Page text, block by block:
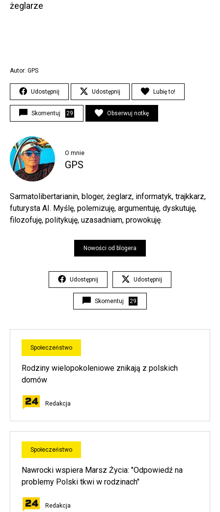
żeglarze
Autor: GPS
Udostępnij Udostępnij Lubię to!
Skomentuj 29 Obserwuj notkę
O mnie
GPS
Sarmatolibertarianin, bloger, żeglarz, informatyk, trajkkarz,
futurysta AI. Myślę, polemizuję, argumentuję, dyskutuję,
filozofuję, politykuję, uzasadniam, prowokuję.
Nowości od blogera
Udostępnij Udostępnij
Skomentuj 29
Społeczeństwo
Rodziny wielopokoleniowe znikają z polskich
domów
Redakcja
Społeczeństwo
Nawrocki wspiera Marsz Życia: "Odpowiedź na
problemy Polski tkwi w rodzinach"
Redakcja